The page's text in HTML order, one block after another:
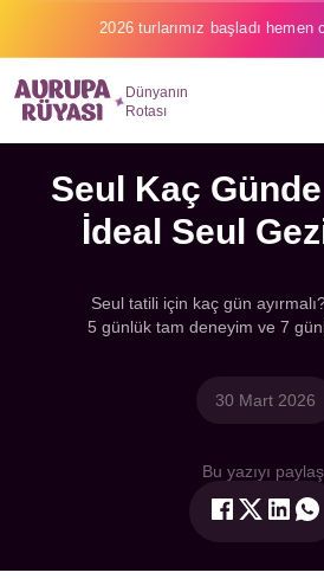
2026 turlarımız başladı hemen
Dünyanın
Rotası
Seul Kaç
İdeal Seul
Seul tatili için kaç gün
5 günlük tam deneyim ve 7
30 Mart 2026
Bu yazıyı